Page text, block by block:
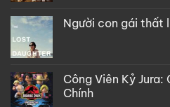
Người con gái thất
Công Viên Kỷ Jura:
Chính